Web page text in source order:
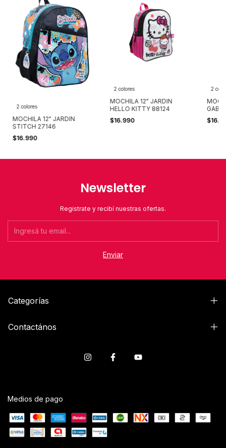
2 colores
MOCHILA 12" JARDIN
STITCH 27146
$16.990
2 colores
MOCHILA 12" JARDIN
HELLO KITTY 88124
$16.990
2
34210
Newsletter
Registrate y recibí nuestras ofertas.
Categorías
Contactános
Medios de pago